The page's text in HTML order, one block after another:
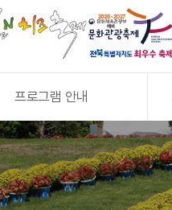
프로그램 안내